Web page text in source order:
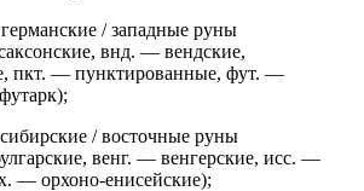
/ западные руны
внд. — вендские,
пкт. — пунктированные, фут. —
/ восточные руны
венг. — венгерские, исс. —
— орхоно-енисейские);